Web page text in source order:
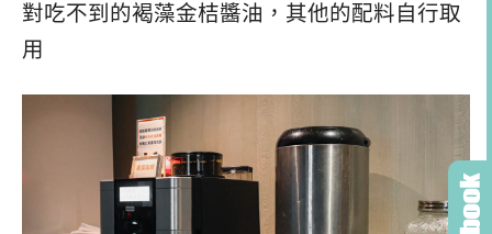
對吃不到的褐藻金桔醬油，其他的配料自行取
用